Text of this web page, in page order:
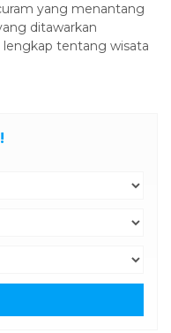
yang menantang
ditawarkan
tentang wisata